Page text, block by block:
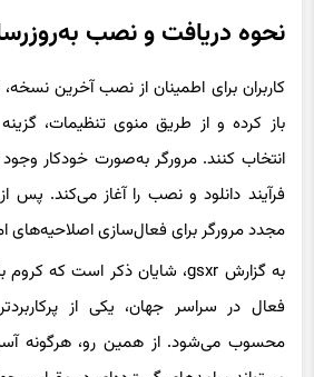
کاربران برای اطمینان از نصب آخرین نسخه،
باز کرده و از طریق منوی تنظیمات،
انتخاب کنند. مرورگر به‌صورت خودکار
فرآیند دانلود و نصب را آغاز می‌کند. پس
مجدد مرورگر برای فعال‌سازی
فعال در سراسر جهان، یکی از
محسوب می‌شود. از همین رو، هرگونه
می‌تواند پیامدهای گسترده‌ای در مقیاس